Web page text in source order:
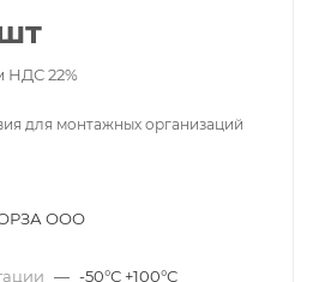
НДС 22%
для монтажных организаций
ООО
— -50°С +100°С